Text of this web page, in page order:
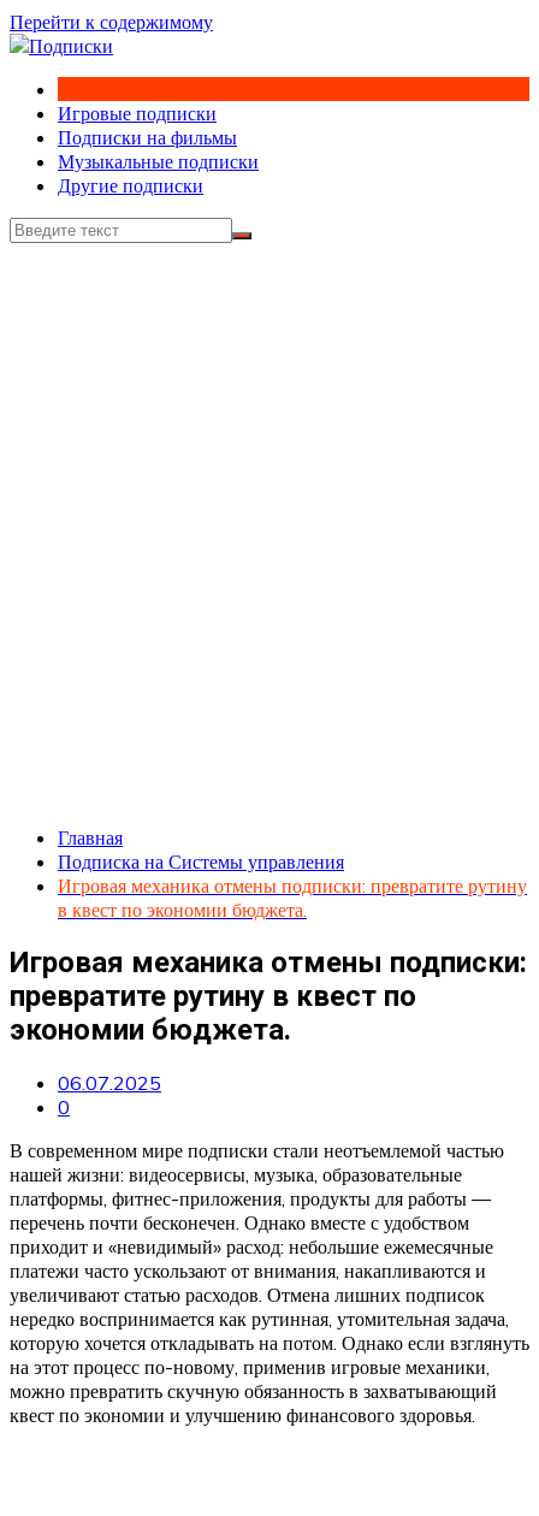
Перейти к содержимому
Игровые подписки
Подписки на фильмы
Музыкальные подписки
Другие подписки
Главная
Подписка на Системы управления
Игровая механика отмены подписки: превратите рутину
в квест по экономии бюджета.
Игровая механика отмены подписки:
превратите рутину в квест по
экономии бюджета.
06.07.2025
0
В современном мире подписки стали неотъемлемой частью
нашей жизни: видеосервисы, музыка, образовательные
платформы, фитнес-приложения, продукты для работы —
перечень почти бесконечен. Однако вместе с удобством
приходит и «невидимый» расход: небольшие ежемесячные
платежи часто ускользают от внимания, накапливаются и
увеличивают статью расходов. Отмена лишних подписок
нередко воспринимается как рутинная, утомительная задача,
которую хочется откладывать на потом. Однако если взглянуть
на этот процесс по-новому, применив игровые механики,
можно превратить скучную обязанность в захватывающий
квест по экономии и улучшению финансового здоровья.